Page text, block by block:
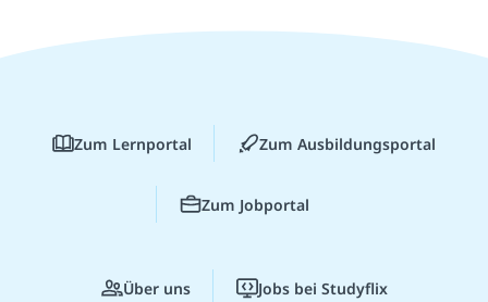
Zum Lernportal Zum Ausbildungsportal
Zum Jobportal
Über uns Jobs bei Studyflix